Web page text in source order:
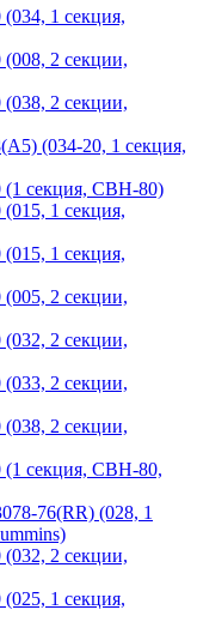
1 секция,
2 секции,
2 секции,
(034-20, 1 секция,
(1 секция, СВН-80)
1 секция,
1 секция,
2 секции,
2 секции,
2 секции,
2 секции,
(1 секция, СВН-80,
76(RR) (028, 1
2 секции,
1 секция,